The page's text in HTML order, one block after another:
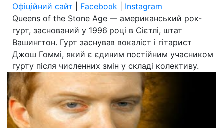
Офіційний сайт
Facebook
Instagram
Queens of the Stone Age — американський рок-
гурт, заснований у 1996 році в Сієтлі, штат
Вашингтон. Гурт заснував вокаліст і гітарист
Джош Гоммі, який є єдиним постійним учасником
гурту після численних змін у складі колективу.